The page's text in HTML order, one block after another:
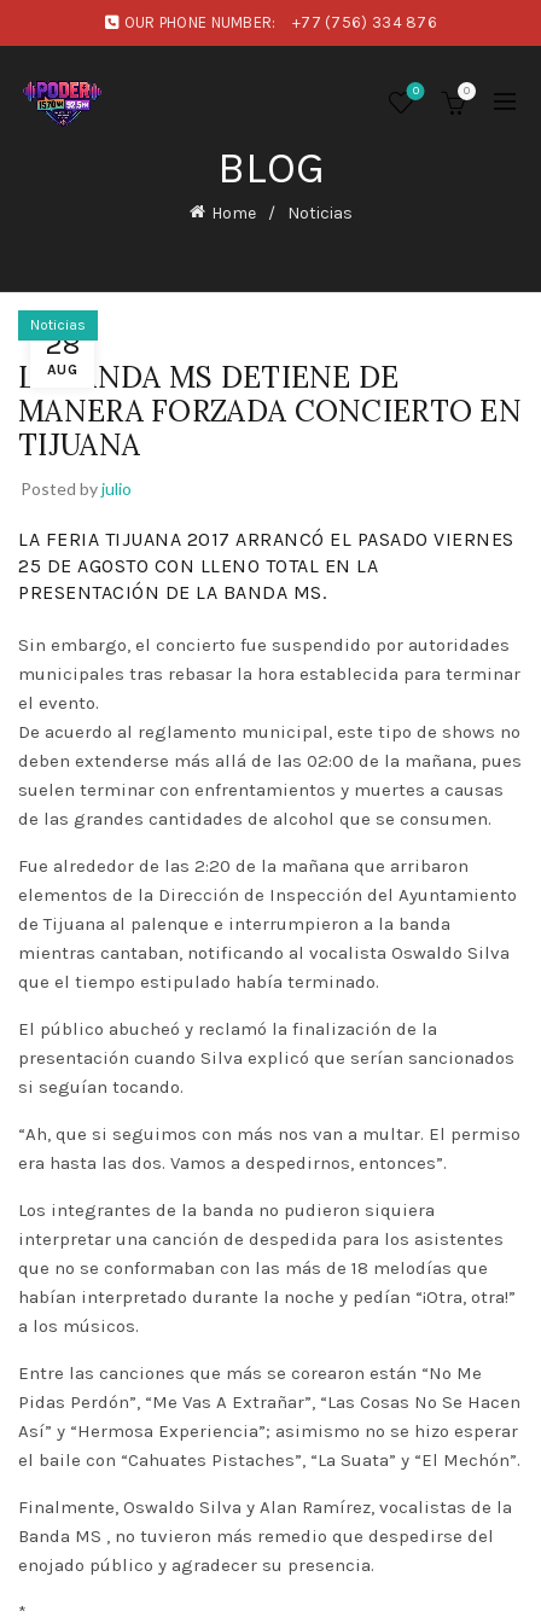
OUR PHONE NUMBER: +77 (756) 334 876
0 0
BLOG
Home Noticias
28
AUG
Noticias
LA BANDA MS DETIENE DE
MANERA FORZADA CONCIERTO EN
TIJUANA
Posted byjulio
LA FERIA TIJUANA 2017 ARRANCÓ EL PASADO VIERNES
25 DE AGOSTO CON LLENO TOTAL EN LA
PRESENTACIÓN DE LA BANDA MS.
Sin embargo, el concierto fue suspendido por autoridades
municipales tras rebasar la hora establecida para terminar
el evento.
De acuerdo al reglamento municipal, este tipo de shows no
deben extenderse más allá de las 02:00 de la mañana, pues
suelen terminar con enfrentamientos y muertes a causas
de las grandes cantidades de alcohol que se consumen.
Fue alrededor de las 2:20 de la mañana que arribaron
elementos de la Dirección de Inspección del Ayuntamiento
de Tijuana al palenque e interrumpieron a la banda
mientras cantaban, notificando al vocalista Oswaldo Silva
que el tiempo estipulado había terminado.
El público abucheó y reclamó la finalización de la
presentación cuando Silva explicó que serían sancionados
si seguían tocando.
“Ah, que si seguimos con más nos van a multar. El permiso
era hasta las dos. Vamos a despedirnos, entonces”.
Los integrantes de la banda no pudieron siquiera
interpretar una canción de despedida para los asistentes
que no se conformaban con las más de 18 melodías que
habían interpretado durante la noche y pedían “¡Otra, otra!”
a los músicos.
Entre las canciones que más se corearon están “No Me
Pidas Perdón”, “Me Vas A Extrañar”, “Las Cosas No Se Hacen
Así” y “Hermosa Experiencia”; asimismo no se hizo esperar
el baile con “Cahuates Pistaches”, “La Suata” y “El Mechón”.
Finalmente, Oswaldo Silva y Alan Ramírez, vocalistas de la
Banda MS , no tuvieron más remedio que despedirse del
enojado público y agradecer su presencia.
*